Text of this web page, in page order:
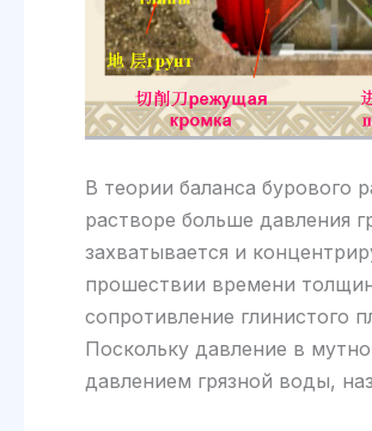
В теории баланса бурового
растворе больше давления
захватывается и
прошествии времени
сопротивление глинистого
Поскольку давление в
давлением грязной воды,